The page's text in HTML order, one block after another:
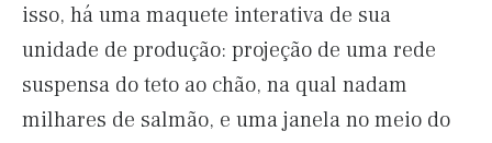
isso, há uma maquete interativa de sua
unidade de produção: projeção de uma rede
suspensa do teto ao chão, na qual nadam
milhares de salmão, e uma janela no meio do